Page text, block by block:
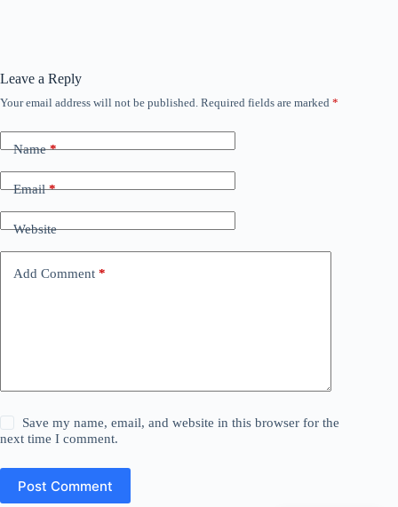
Leave a Reply
Your email address will not be published. Required fields are marked *
Name*
Email*
Website
Add Comment *
Save my name, email, and website in this browser for the
next time I comment.
Post Comment